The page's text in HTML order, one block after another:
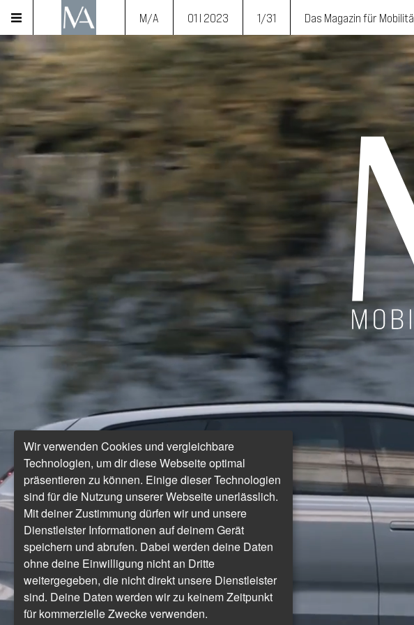
M/A 01 I 2023 1/31 Das Magazin für
Wir verwenden Cookies und vergleichbare
Technologien, um dir diese Webseite optimal
präsentieren zu können. Einige dieser Technologien
sind für die Nutzung unserer Webseite unerlässlich.
Mit deiner Zustimmung dürfen wir und unsere
Dienstleister Informationen auf deinem Gerät
speichern und abrufen. Dabei werden deine Daten
ohne deine Einwilligung nicht an Dritte
weitergegeben, die nicht direkt unsere Dienstleister
sind. Deine Daten werden wir zu keinem Zeitpunkt
für kommerzielle Zwecke verwenden.